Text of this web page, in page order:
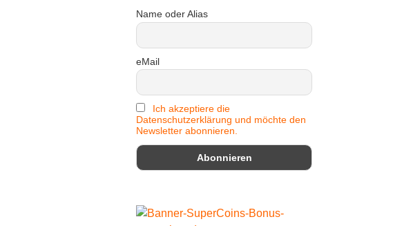
Name oder Alias
eMail
Ich akzeptiere die
Datenschutzerklärung und möchte den
Newsletter abonnieren.